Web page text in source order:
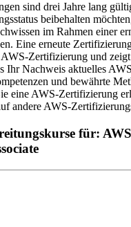
sind drei Jahre lang
beibehalten
im Rahmen einer
Eine erneute
Zertifizierung und
Ihr Nachweis aktuelles
und bewährte
eine AWS-Zertifizierung
andere AWS-
für: